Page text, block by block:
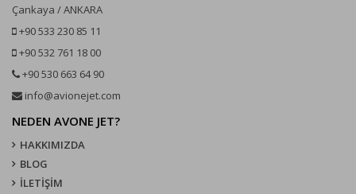
Çankaya / ANKARA
+90 533 230 85 11
+90 532 761 18 00
+90 530 663 64 90
info@avionejet.com
NEDEN AVONE JET?
HAKKIMIZDA
BLOG
İLETİŞİM